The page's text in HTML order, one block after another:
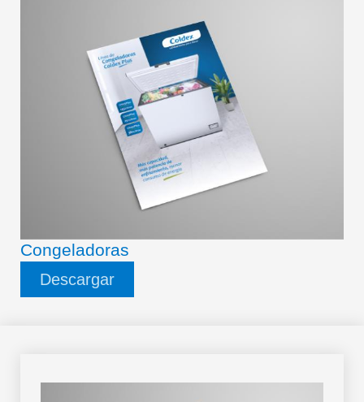
Congeladoras
Descargar